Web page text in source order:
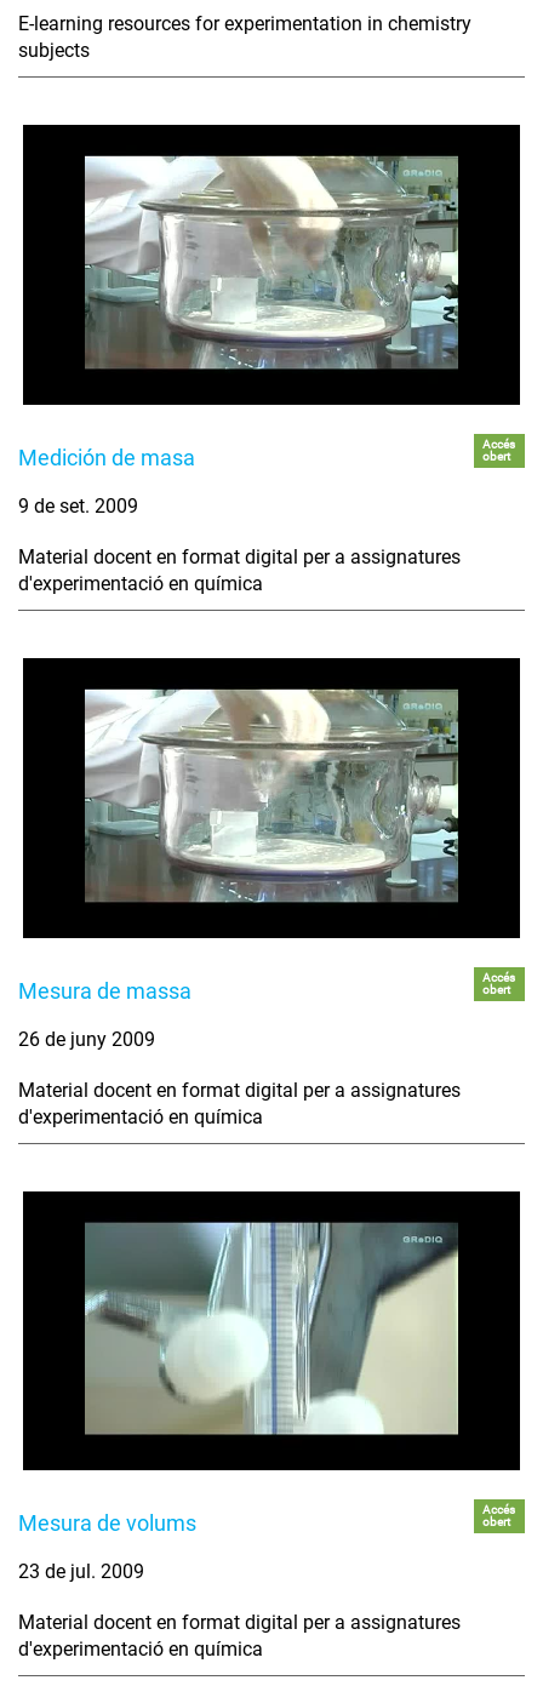
E-learning resources for experimentation in chemistry
subjects
Medición de masa
Accés
obert
9 de set. 2009
Material docent en format digital per a assignatures
d'experimentació en química
Mesura de massa
Accés
obert
26 de juny 2009
Material docent en format digital per a assignatures
d'experimentació en química
Mesura de volums
Accés
obert
23 de jul. 2009
Material docent en format digital per a assignatures
d'experimentació en química